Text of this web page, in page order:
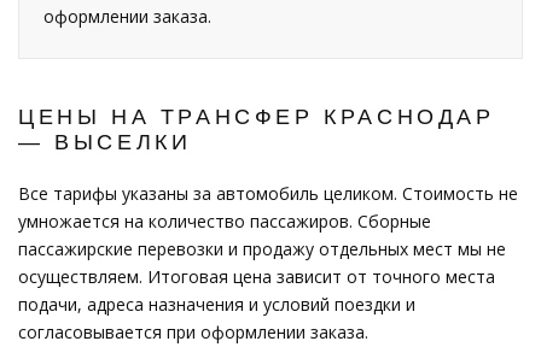
оформлении заказа.
ЦЕНЫ НА ТРАНСФЕР КРАСНОДАР
— ВЫСЕЛКИ
Все тарифы указаны за автомобиль целиком. Стоимость не
умножается на количество пассажиров. Сборные
пассажирские перевозки и продажу отдельных мест мы не
осуществляем. Итоговая цена зависит от точного места
подачи, адреса назначения и условий поездки и
согласовывается при оформлении заказа.